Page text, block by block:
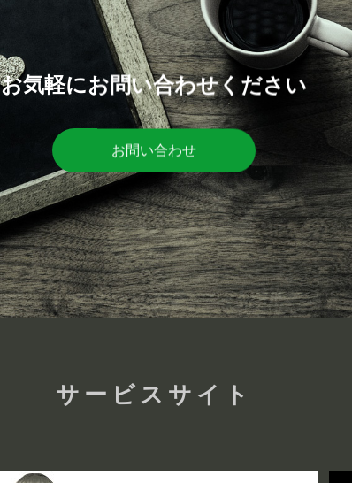
お気軽にお問い合わせください
お問い合わせ
サービスサイト